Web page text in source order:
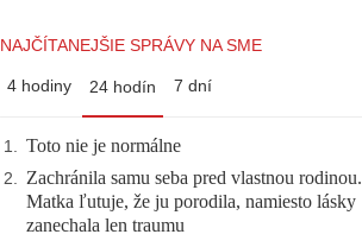
NAJČÍTANEJŠIE SPRÁVY NA SME
4 hodiny 24 hodín 7 dní
1. Toto nie je normálne
2. Zachránila samu seba pred vlastnou rodinou.
Matka ľutuje, že ju porodila, namiesto lásky
zanechala len traumu